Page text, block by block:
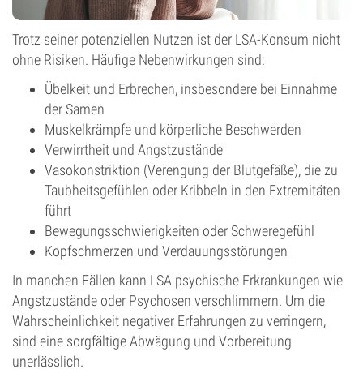
Trotz seiner potenziellen Nutzen ist der LSA-Konsum nicht
ohne Risiken. Häufige Nebenwirkungen sind:
Übelkeit und Erbrechen, insbesondere bei Einnahme
der Samen
Muskelkrämpfe und körperliche Beschwerden
Verwirrtheit und Angstzustände
Vasokonstriktion (Verengung der Blutgefäße), die zu
Taubheitsgefühlen oder Kribbeln in den Extremitäten
führt
Bewegungsschwierigkeiten oder Schweregefühl
Kopfschmerzen und Verdauungsstörungen
In manchen Fällen kann LSA psychische Erkrankungen wie
Angstzustände oder Psychosen verschlimmern. Um die
Wahrscheinlichkeit negativer Erfahrungen zu verringern,
sind eine sorgfältige Abwägung und Vorbereitung
unerlässlich.